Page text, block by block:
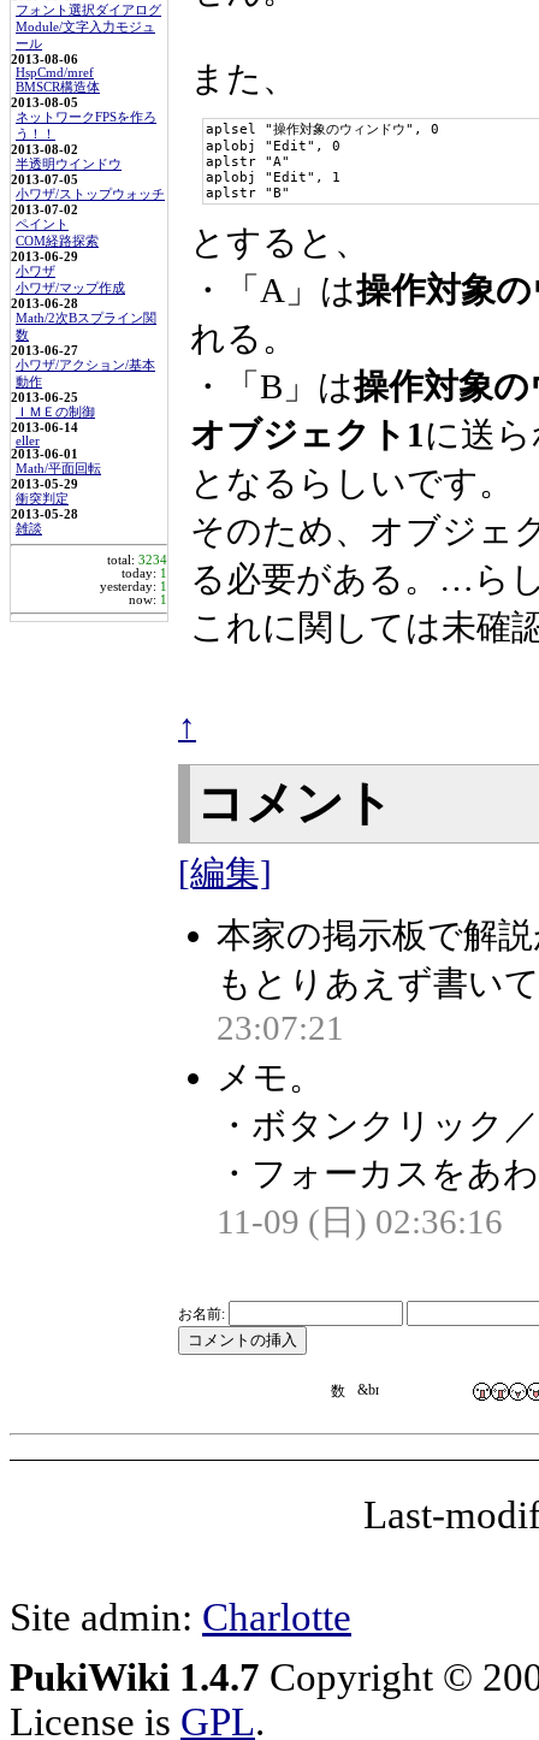
フォント選択ダイアログ
Module/文字入力モジュ
ール
2013-08-06
HspCmd/mref
BMSCR構造体
2013-08-05
ネットワークFPSを作ろ
う！！
2013-08-02
半透明ウインドウ
2013-07-05
小ワザ/ストップウォッチ
2013-07-02
ペイント
COM経路探索
2013-06-29
小ワザ
小ワザ/マップ作成
2013-06-28
Math/2次Bスプライン関
数
2013-06-27
小ワザ/アクション/基本
動作
2013-06-25
ＩＭＥの制御
2013-06-14
eller
2013-06-01
Math/平面回転
2013-05-29
衝突判定
2013-05-28
雑談
total: 3234
today: 1
yesterday: 1
now: 1
また、
aplsel "操作対象のウィンドウ", 0
aplobj "Edit", 0
aplstr "A"
aplobj "Edit", 1
aplstr "B"
とすると、
・「A」は操作対象
れる。
・「B」は操作対象
オブジェクト1に送
となるらしいです。
そのため、オブジェ
る必要がある。…ら
これに関しては未確
↑
コメント
[編集]
本家の掲示板で解
もとりあえず書い
23:07:21
メモ。
・ボタンクリック
・フォーカスをあ
11-09 (日) 02:36:16
お名前:
Last-
Site admin: Charlotte
PukiWiki 1.4.7 Copyright ©
License is GPL.